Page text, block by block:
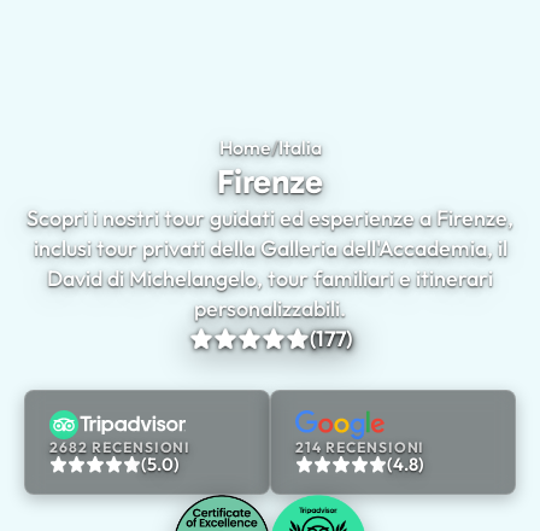
Home/ItaliaFirenze
Firenze
Scopri i nostri tour guidati ed esperienze a Firenze,
inclusi tour privati della Galleria dell'Accademia, il
David di Michelangelo, tour familiari e itinerari
personalizzabili.
(177)
2682 RECENSIONI
(5.0)
214 RECENSIONI
(4.8)